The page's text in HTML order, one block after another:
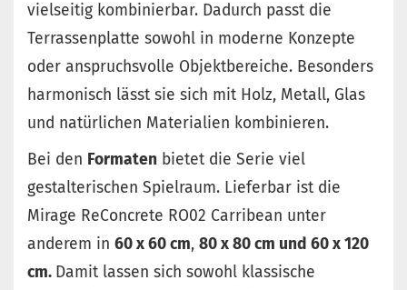
vielseitig kombinierbar. Dadurch passt die
Terrassenplatte sowohl in moderne Konzepte
oder anspruchsvolle Objektbereiche. Besonders
harmonisch lässt sie sich mit Holz, Metall, Glas
und natürlichen Materialien kombinieren.
Bei den Formaten bietet die Serie viel
gestalterischen Spielraum. Lieferbar ist die
Mirage ReConcrete RO02 Carribean unter
anderem in 60 x 60 cm, 80 x 80 cm und 60 x 120
cm. Damit lassen sich sowohl klassische